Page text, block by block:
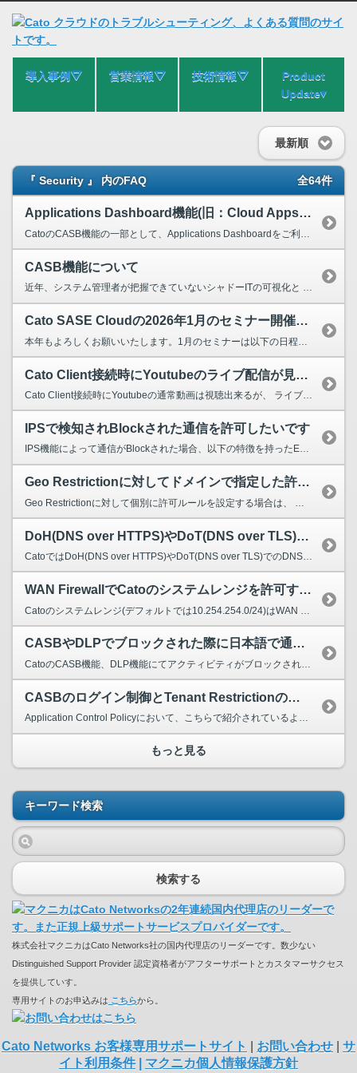
導入事例⛛ 営業情報⛛ 技術情報⛛
Product
Update▾
最新順
『 Security 』 内のFAQ 全64件
Applications Dashboard機能(旧：Cloud Apps Dashboard機能）について
CatoのCASB機能の一部として、Applications Dashboardをご利用いただくことにより、 Shadow ITやSaaSアプリごとの利用状況を可視化することが可能です。 ※...
CASB機能について
近年、システム管理者が把握できていないシャドーITの可視化と クラウドサービス利用の適切な制御を行うCASB機能は 欠かせない情報セキュリティ対策ソリューションとなっています。 Catoに...
Cato SASE Cloudの2026年1月のセミナー開催日を教えてください。
Cato Client接続時にYoutubeのライブ配信が見れません
Cato Client接続時にYoutubeの通常動画は視聴出来るが、 ライブ配信に限定して視聴出来ない場合があります。 例 以下はライブ配信が視聴できない画面例です。 Catoには...
IPSで検知されBlockされた通信を許可したいです
IPS機能によって通信がBlockされた場合、以下の特徴を持ったEventが表示されます。 Event Action : Block Sub-Type : IPS Signature I...
Geo Restrictionに対してドメインで指定した許可ルールが機能しません
Geo Restrictionに対して個別に許可ルールを設定する場合は、 宛先情報はIPアドレスに基づいて設定する必要があります。 ドメインに基づく許可ルールの作成はサポートされていません。...
DoH(DNS over HTTPS)やDoT(DNS over TLS)はサポートされていますか？
CatoではDoH(DNS over HTTPS)やDoT(DNS over TLS)でのDNSフォワーディングをサポートしていません。 macOS Ventura、およびiPhone iOS...
WAN FirewallでCatoのシステムレンジを許可する必要はありますか？
CASBやDLPでブロックされた際に日本語で通知することは可能ですか？
CatoのCASB機能、DLP機能にてアクティビティがブロックされた場合、 ブロックされたユーザ端末へブロックされたアプリケーションが含まれたメッセージが通知されます。 ユーザ通知の前提条件...
CASBのログイン制御とTenant Restrictionの違いを教えてください。
Application Control Policyにおいて、こちらで紹介されているように 任意のSaaSアプリケーションへログインする際、 特定ドメインのみログインを許可するよう設定するこ...
もっと見る
キーワード検索
検索する
株式会社マクニカはCato Networks社の国内代理店のリーダーです。数少ない
Distinguished Support Provider 認定資格者がアフターサポートとカスタマーサクセス
を提供していす。
専用サイトのお申込みは こちらから。
Cato Networks お客様専用サポートサイト お問い合わせ
サ
イト利用条件| マクニカ個人情報保護方針